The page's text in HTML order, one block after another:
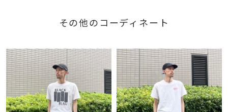
その他のコーディネート